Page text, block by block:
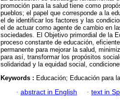
promoción para la salud tiene como
pueblos; el papel que corresponde a la
el de identificar los factores y las
el de actuar como agente de cambio en
sociedades. El Objetivo primordial de la
proceso constante de educación,
permanente para mejorar la salud,
para así, transformar los propósitos
solidaridad y la equidad social,
Keywords : Educación; Educación para
· abstract in English · text in